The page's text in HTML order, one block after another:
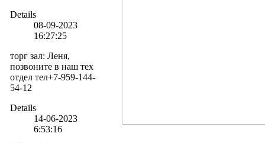
Details
08-09-2023
16:27:25
торг зал: Леня,
позвоните в наш тех
отдел тел+7-959-144-
54-12
Details
14-06-2023
6:53:16